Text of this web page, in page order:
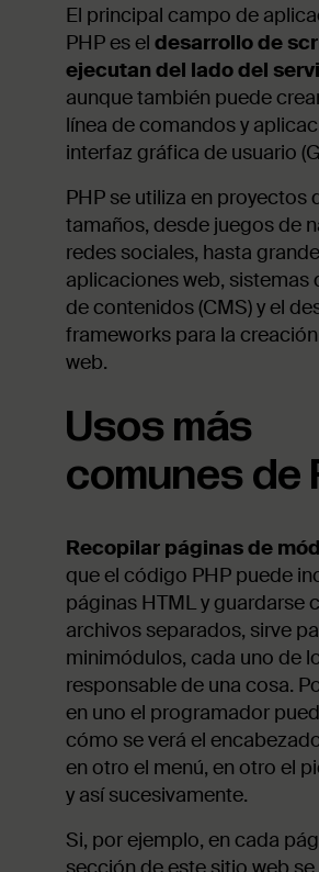
El principal campo de
PHP es el desarrollo de
ejecutan del lado del
aunque también puede
línea de comandos y
interfaz gráfica de usuario
PHP se utiliza en proyectos
tamaños, desde juegos de
redes sociales, hasta grande
aplicaciones web, sistemas
de contenidos (CMS) y el
frameworks para la
web.
Usos más
comunes de
Recopilar páginas de
que el código PHP puede
páginas HTML y guardarse
archivos separados, sirve
minimódulos, cada uno de
responsable de una cosa.
en uno el programador
cómo se verá el
en otro el menú, en otro el
y así sucesivamente.
Si, por ejemplo, en cada